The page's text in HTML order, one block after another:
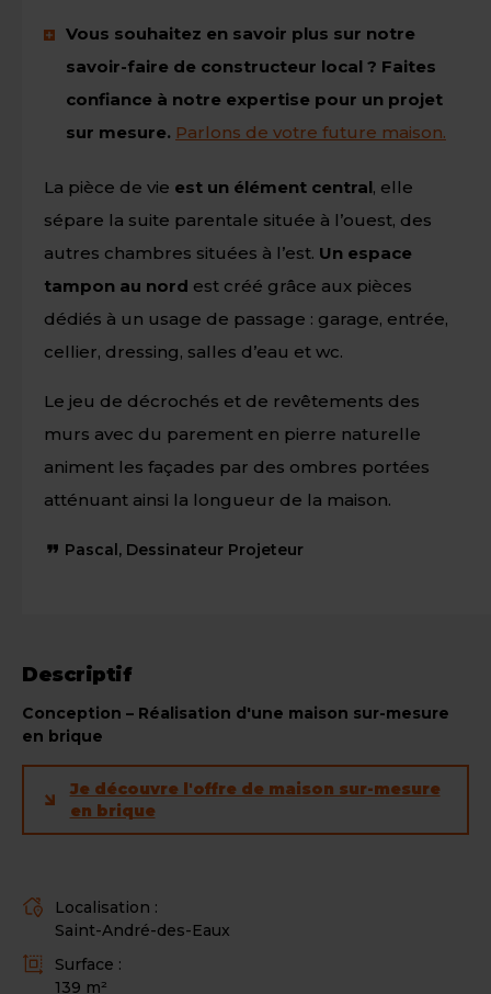
Descriptif
Conception – Réalisation d'une maison sur-mesure
en brique
Je découvre l'offre de maison sur-mesure
en brique
Localisation :
L
e
Saint-André-des-Eaux
Surface :
S
139 m²
Vous souhaitez en savoir plus sur notre
savoir-faire de constructeur local ? Faites
confiance à notre expertise pour un projet
sur mesure. Parlons de votre future maison.
La pièce de vie est un élément central, elle
sépare la suite parentale située à l’ouest, des
autres chambres situées à l’est. Un espace
tampon au nord est créé grâce aux pièces
dédiés à un usage de passage : garage, entrée,
cellier, dressing, salles d’eau et wc.
Le jeu de décrochés et de revêtements des
murs avec du parement en pierre naturelle
animent les façades par des ombres portées
atténuant ainsi la longueur de la maison.
Pascal, Dessinateur Projeteur